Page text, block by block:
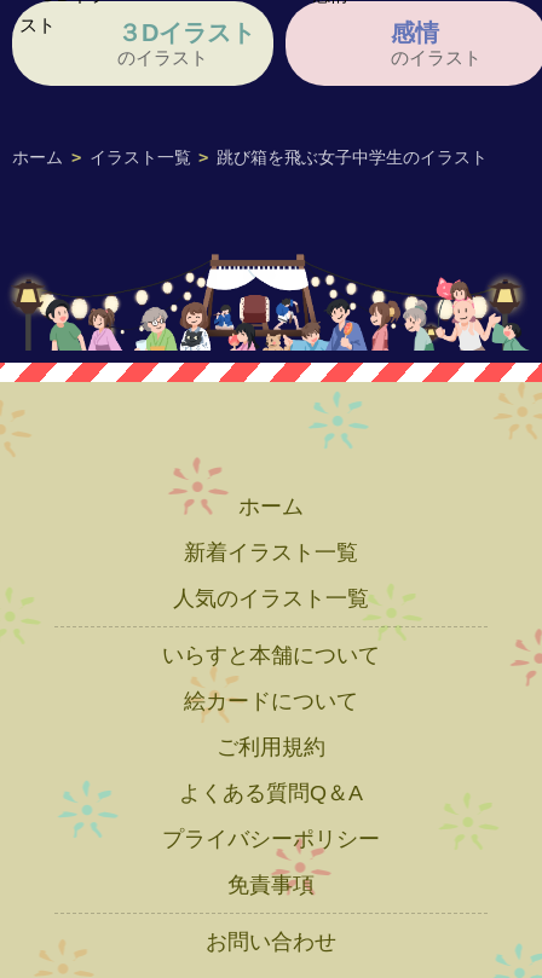
ホーム > イラスト一覧 > 跳び箱を飛ぶ女子中学生のイラスト
３Dイラスト
のイラスト
感情
のイラスト
ホーム
新着イラスト一覧
人気のイラスト一覧
いらすと本舗について
絵カードについて
ご利用規約
よくある質問Q＆A
プライバシーポリシー
免責事項
お問い合わせ